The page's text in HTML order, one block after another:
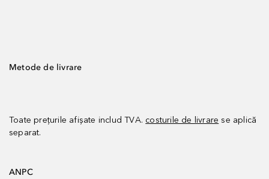
Metode de livrare
Toate prețurile afișate includ TVA. costurile de livrare se aplică
separat.
ANPC